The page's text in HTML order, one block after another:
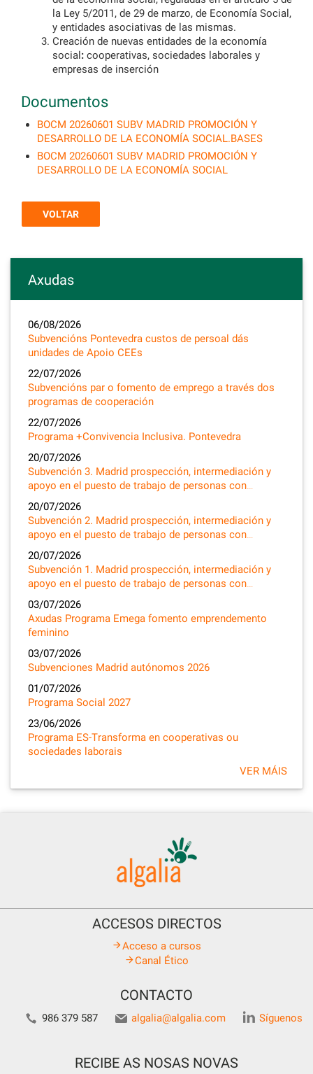
la Ley 5/2011, de 29 de marzo, de Economía Social,
y entidades asociativas de las mismas.
Creación de nuevas entidades de la economía
social: cooperativas, sociedades laborales y
empresas de inserción
Documentos
BOCM 20260601 SUBV MADRID PROMOCIÓN Y
DESARROLLO DE LA ECONOMÍA SOCIAL.BASES
BOCM 20260601 SUBV MADRID PROMOCIÓN Y
DESARROLLO DE LA ECONOMÍA SOCIAL
VOLTAR
Axudas
06/08/2026
Subvencións Pontevedra custos de persoal dás
unidades de Apoio CEEs
22/07/2026
Subvencións par o fomento de emprego a través dos
programas de cooperación
22/07/2026
Programa +Convivencia Inclusiva. Pontevedra
20/07/2026
Subvención 3. Madrid prospección, intermediación y
apoyo en el puesto de trabajo de personas con…
20/07/2026
Subvención 2. Madrid prospección, intermediación y
apoyo en el puesto de trabajo de personas con…
20/07/2026
Subvención 1. Madrid prospección, intermediación y
apoyo en el puesto de trabajo de personas con…
03/07/2026
Axudas Programa Emega fomento emprendemento
feminino
03/07/2026
Subvenciones Madrid autónomos 2026
01/07/2026
Programa Social 2027
23/06/2026
Programa ES-Transforma en cooperativas ou
sociedades laborais
VER MÁIS
ACCESOS DIRECTOS
Acceso a cursos
Canal Ético
CONTACTO
986 379 587 algalia@algalia.com Síguenos
RECIBE AS NOSAS NOVAS